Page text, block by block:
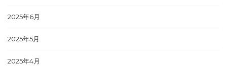
2025年6月
2025年5月
2025年4月